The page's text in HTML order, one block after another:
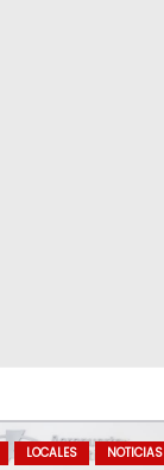
LOCALES NOTICIAS